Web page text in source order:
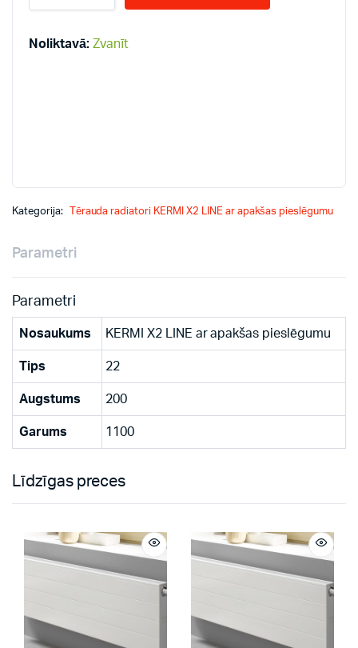
V
200*1100
Noliktavā: Zvanīt
Kategorija: Tērauda radiatori KERMI X2 LINE ar apakšas pieslēgumu
Parametri
Parametri
Nosaukums KERMI X2 LINE ar apakšas pieslēgumu
Tips 22
Augstums 200
Garums 1100
Līdzīgas preces